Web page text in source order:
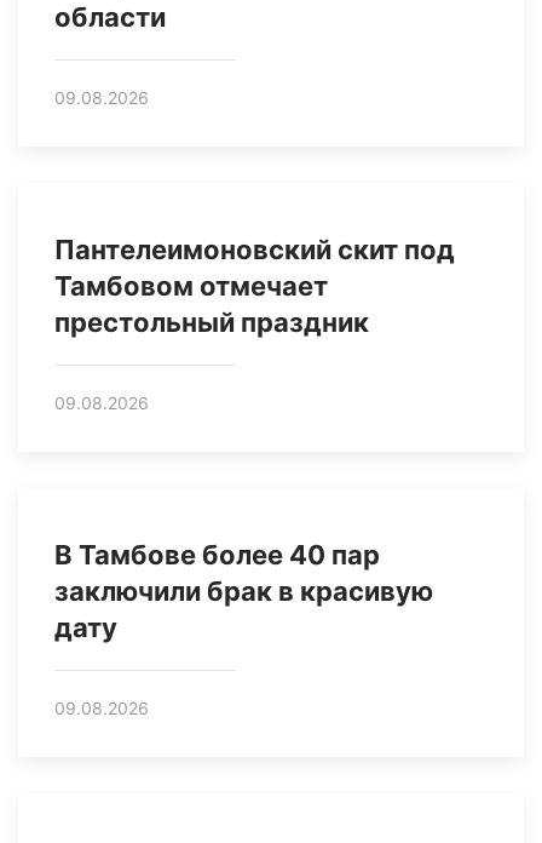
области
09.08.2026
Пантелеимоновский скит под
Тамбовом отмечает
престольный праздник
09.08.2026
В Тамбове более 40 пар
заключили брак в красивую
дату
09.08.2026